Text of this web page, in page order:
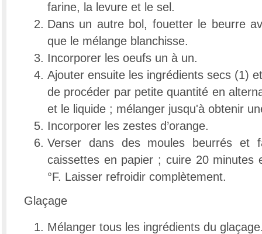
farine, la levure et le sel.
Dans un autre bol, fouetter le beurre
que le mélange blanchisse.
Incorporer les oeufs un à un.
Ajouter ensuite les ingrédients secs (1)
de procéder par petite quantité en
et le liquide ; mélanger jusqu'à obtenir
Incorporer les zestes d’orange.
Verser dans des moules beurrés et
caissettes en papier ; cuire 20 minutes
°F. Laisser refroidir complètement.
Glaçage
Mélanger tous les ingrédients du